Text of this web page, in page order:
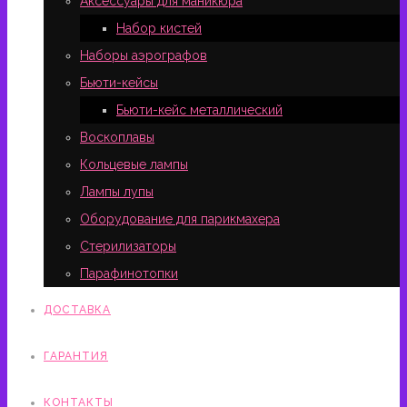
Набор кистей
Наборы аэрографов
Бьюти-кейсы
Бьюти-кейс металлический
Воскоплавы
Кольцевые лампы
Лампы лупы
Оборудование для парикмахера
Стерилизаторы
Парафинотопки
ДОСТАВКА
ГАРАНТИЯ
КОНТАКТЫ